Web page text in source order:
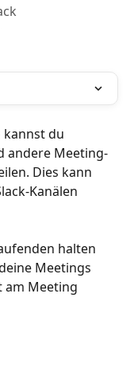
kannst du
andere Meeting-
Dies kann
Kanälen
halten
Meetings
am Meeting